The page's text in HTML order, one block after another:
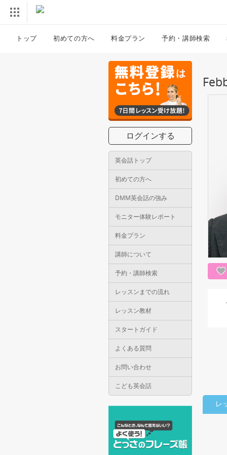
トップ 初めての方へ 料金プラン 予約・講師検索
ログインする
英会話トップ
初めての方へ
DMM英会話の強み
モニター体験レポート
料金プラン
講師について
予約・講師検索
レッスンまでの流れ
レッスン教材
スタートガイド
よくある質問
お問い合わせ
こども英会話
レ